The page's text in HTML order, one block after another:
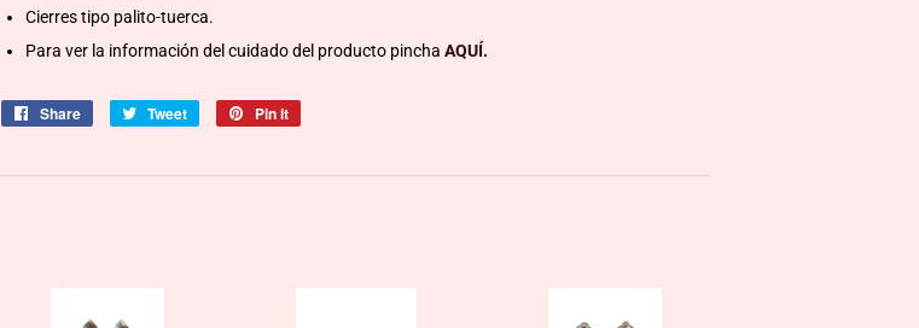
Cierres tipo palito-tuerca.
Para ver la información del cuidado del producto pincha AQUÍ.
Share
Share
Tweet
Tweet
Pin it